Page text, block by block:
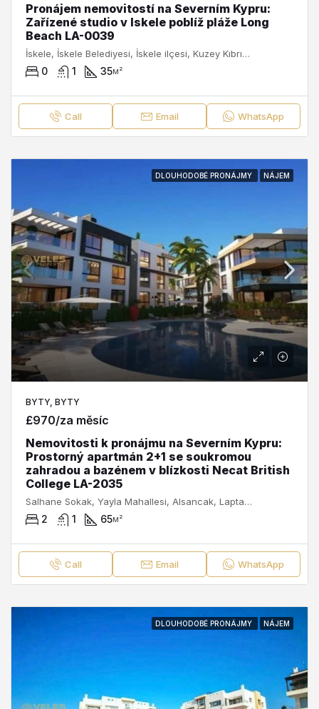
Pronájem nemovitostí na Severním Kypru:
Zařízené studio v Iskele poblíž pláže Long
Beach LA-0039
İskele, İskele Belediyesi, İskele ilçesi, Kuzey Kıbrıs, 99850, Κύπρος - Kıbrıs
0 1 35м²
Call Email WhatsApp
DLOUHODOBÉ PRONÁJMY NÁJEM
BYTY, BYTY
£970/za měsíc
Nemovitosti k pronájmu na Severním Kypru:
Prostorný apartmán 2+1 se soukromou
zahradou a bazénem v blízkosti Necat British
College LA-2035
Salhane Sokak, Yayla Mahallesi, Alsancak, Lapta-Alsancak-Çamlıbel Belediyesi, Girne ilçesi, Kuzey Kıbrıs, 99350, Κύπρος - Kıbrıs
2 1 65м²
Call Email WhatsApp
DLOUHODOBÉ PRONÁJMY NÁJEM